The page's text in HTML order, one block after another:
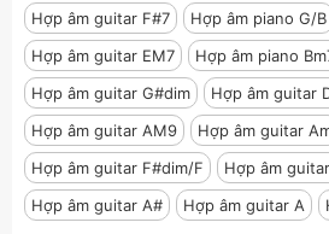
Hợp âm guitar F#7 Hợp âm piano G/B
Hợp âm guitar EM7
Hợp âm piano
Hợp âm guitar G#dim
Hợp âm guitar
Hợp âm guitar AM9
Hợp âm guitar
Hợp âm guitar F#dim/F
Hợp âm
Hợp âm guitar A#
Hợp âm guitar A